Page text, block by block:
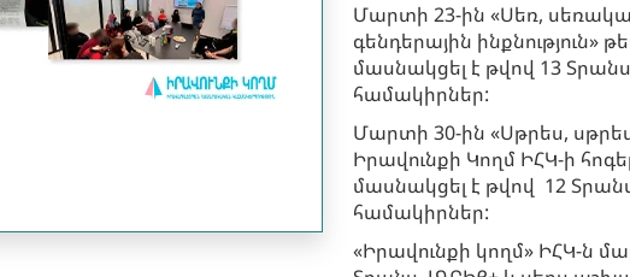
Մարտի 23-ին «Սեռ,
գենդերային
մասնակցել է թվով 13
համակիրներ:
Մարտի 30-ին «Սթրես,
Իրավունքի Կողմ ԻՀԿ-ի
մասնակցել է թվով 12
համակիրներ:
«Իրավունքի կողմ» ԻՀԿ-ն